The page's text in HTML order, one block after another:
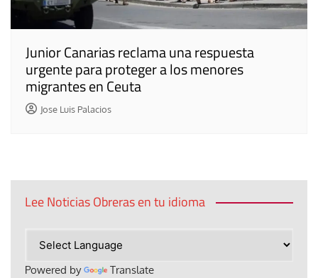
Junior Canarias reclama una respuesta
urgente para proteger a los menores
migrantes en Ceuta
Jose Luis Palacios
Lee Noticias Obreras en tu idioma
Powered by Translate